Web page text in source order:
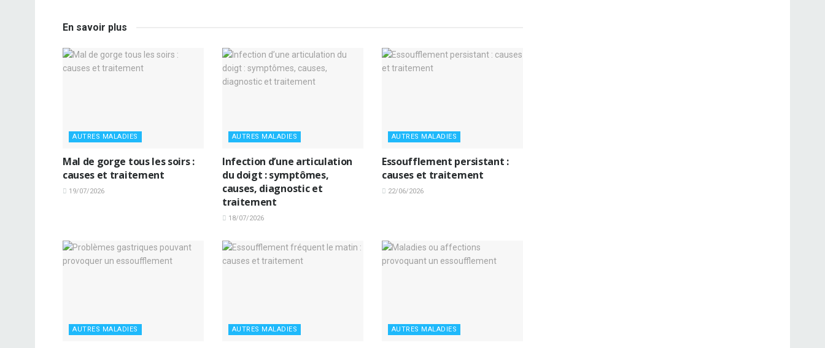
En savoir plus
AUTRES MALADIES
Mal de gorge tous les soirs :
causes et traitement
19/07/2026
AUTRES MALADIES
Infection d’une articulation
du doigt : symptômes,
causes, diagnostic et
traitement
18/07/2026
AUTRES MALADIES
Essoufflement persistant :
causes et traitement
22/06/2026
AUTRES MALADIES AUTRES MALADIES AUTRES MALADIES